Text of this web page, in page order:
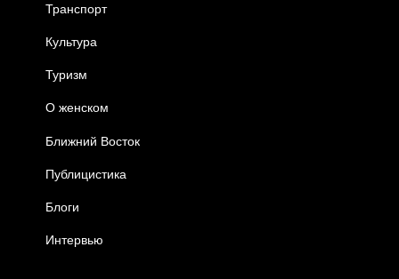
Транспорт
Культура
Туризм
О женском
Ближний Восток
Публицистика
Блоги
Интервью